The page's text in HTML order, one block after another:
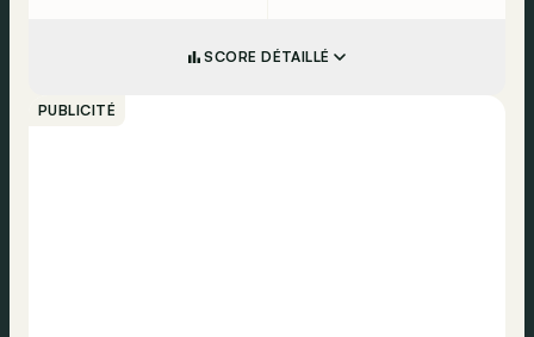
SCORE DÉTAILLÉ
PUBLICITÉ